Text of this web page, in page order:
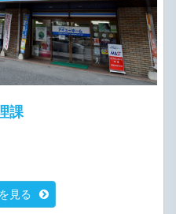
課
見る